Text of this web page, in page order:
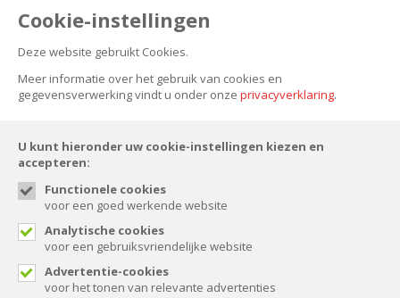
Cookie-instellingen
Deze website gebruikt Cookies.
Meer informatie over het gebruik van cookies en
gegevensverwerking vindt u onder onze privacyverklaring.
U kunt hieronder uw cookie-instellingen kiezen en
accepteren:
Functionele cookies
voor een goed werkende website
Analytische cookies
voor een gebruiksvriendelijke website
Advertentie-cookies
voor het tonen van relevante advertenties
Zuidoostbeemster
FOLLOW US